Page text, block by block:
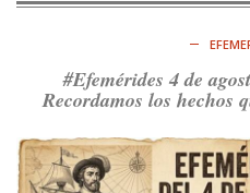
#Efemérides 4 de
Recordamos los hechos